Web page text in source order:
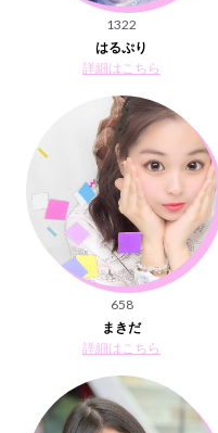
1322
はるぷり
詳細はこちら
658
まきだ
詳細はこちら